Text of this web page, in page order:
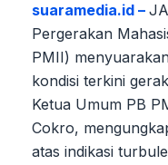
suaramedia.id –
Pergerakan
PMII)
kondisi terkini
Ketua Umum PB
Cokro,
atas indikasi